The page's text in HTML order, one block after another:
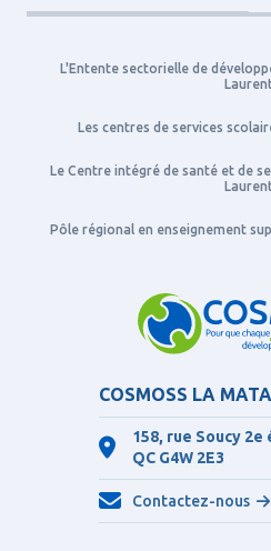
L'Entente sectorielle de
Les centres de services
Le Centre intégré de santé et de
Pôle régional en enseignement
COSMOSS LA
158, rue Soucy
QC G4W 2E3
Contactez-nous